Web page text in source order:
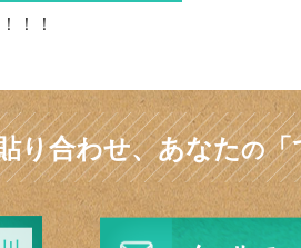
！！
り合わせ、あなたの「